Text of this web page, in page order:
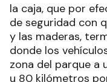
la caja, que por
de seguridad con
y las maderas,
donde los
zona del parque a
u 80 kilómetros